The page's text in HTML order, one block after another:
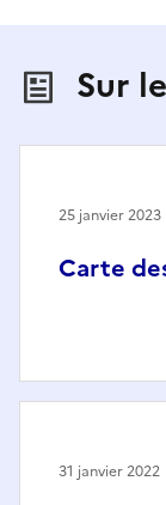
Sur
Carte
25 janvier 2023
31 janvier 2022